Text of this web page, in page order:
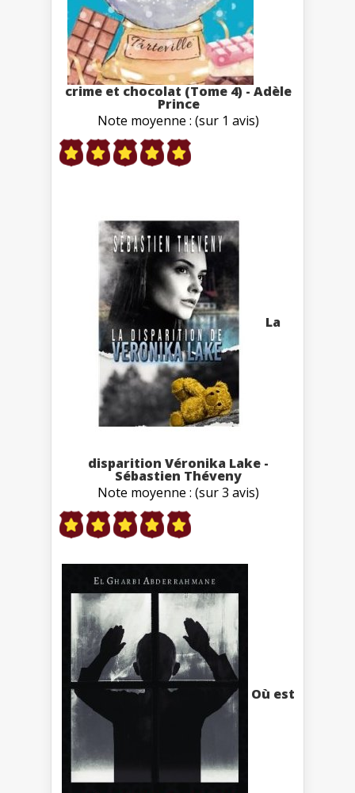
crime et chocolat (Tome 4) - Adèle
Prince
Note moyenne : (sur 1 avis)
La
disparition Véronika Lake -
Sébastien Théveny
Note moyenne : (sur 3 avis)
Où est